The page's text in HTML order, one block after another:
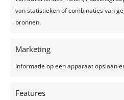
van statistieken of combinaties van
bronnen.
Marketing
Informatie op een apparaat opslaan
Features